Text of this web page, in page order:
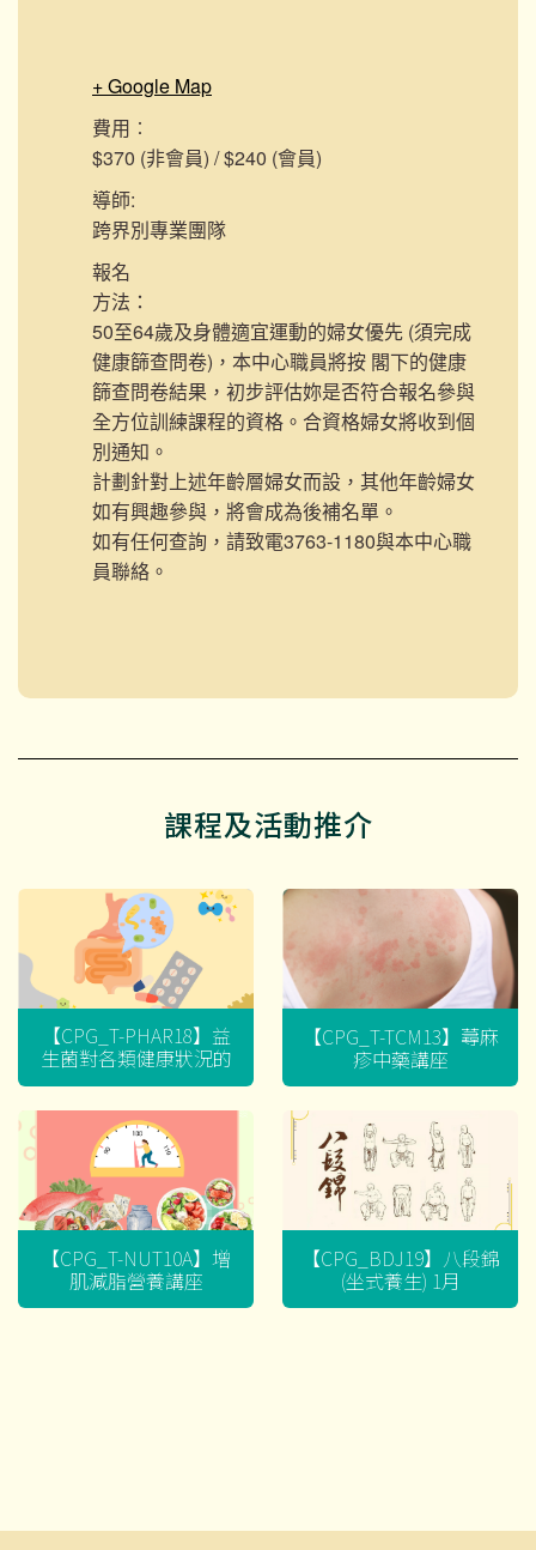
+ Google Map
費用︰
$370 (非會員) / $240 (會員)
導師:
跨界別專業團隊
報名
方法：
50至64歲及身體適宜運動的婦女優先 (須完成
健康篩查問卷)，本中心職員將按 閣下的健康
篩查問卷結果，初步評估妳是否符合報名參與
全方位訓練課程的資格。合資格婦女將收到個
別通知。
計劃針對上述年齡層婦女而設，其他年齡婦女
如有興趣參與，將會成為後補名單。
如有任何查詢，請致電3763-1180與本中心職
員聯絡。
課程及活動推介
【CPG_T-PHAR18】益
生菌對各類健康狀況的
迷思
【CPG_T-TCM13】蕁麻
疹中藥講座
【CPG_T-NUT10A】增
肌減脂營養講座
【CPG_BDJ19】八段錦
(坐式養生) 1月